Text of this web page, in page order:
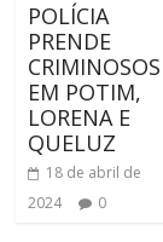
POLÍCIA
PRENDE
CRIMINOSOS
EM POTIM,
LORENA E
QUELUZ
18 de abril de
2024
0